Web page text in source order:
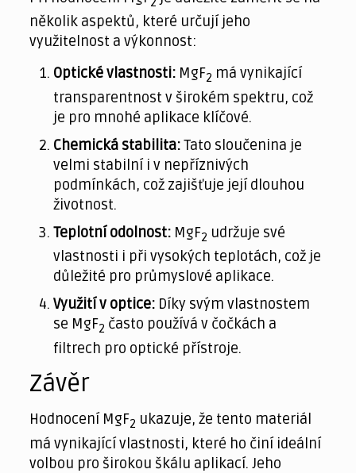
několik aspektů, které určují jeho
využitelnost a výkonnost:
Optické vlastnosti:MgF2 má vynikající
transparentnost v širokém spektru, což
je pro mnohé aplikace klíčové.
Chemická stabilita:Tato sloučenina je
velmi stabilní i v nepříznivých
podmínkách, což zajišťuje její dlouhou
životnost.
Teplotní odolnost:MgF2 udržuje své
vlastnosti i při vysokých teplotách, což je
důležité pro průmyslové aplikace.
Využití v optice:Díky svým vlastnostem
se MgF2 často používá v čočkách a
filtrech pro optické přístroje.
Závěr
Hodnocení MgF2 ukazuje, že tento materiál
má vynikající vlastnosti, které ho činí ideální
volbou pro širokou škálu aplikací. Jeho